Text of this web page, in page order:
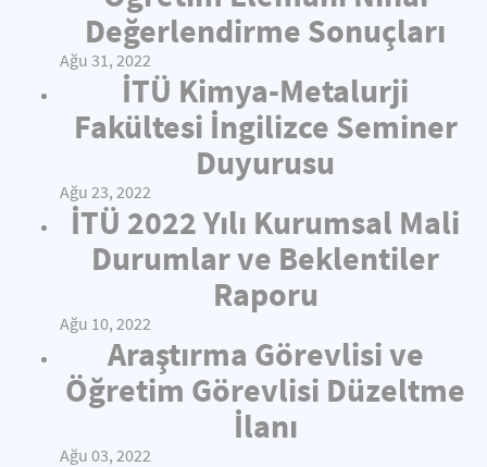
Değerlendirme Sonuçları
Ağu 31, 2022
İTÜ Kimya-Metalurji
Fakültesi İngilizce Seminer
Duyurusu
Ağu 23, 2022
İTÜ 2022 Yılı Kurumsal Mali
Durumlar ve Beklentiler
Raporu
Ağu 10, 2022
Araştırma Görevlisi ve
Öğretim Görevlisi Düzeltme
İlanı
Ağu 03, 2022